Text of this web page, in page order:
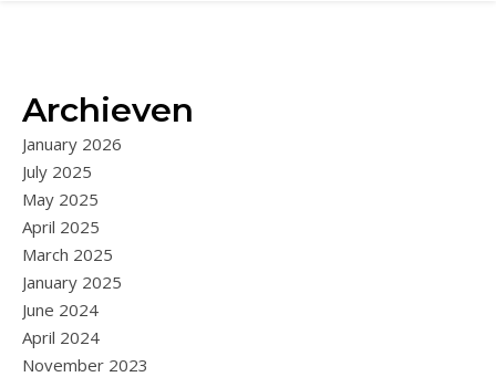
Archieven
January 2026
July 2025
May 2025
April 2025
March 2025
January 2025
June 2024
April 2024
November 2023